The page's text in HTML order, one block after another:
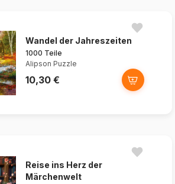
Wandel der Jahreszeiten
1000 Teile
Alipson Puzzle
10,30 €
Reise ins Herz der
Märchenwelt